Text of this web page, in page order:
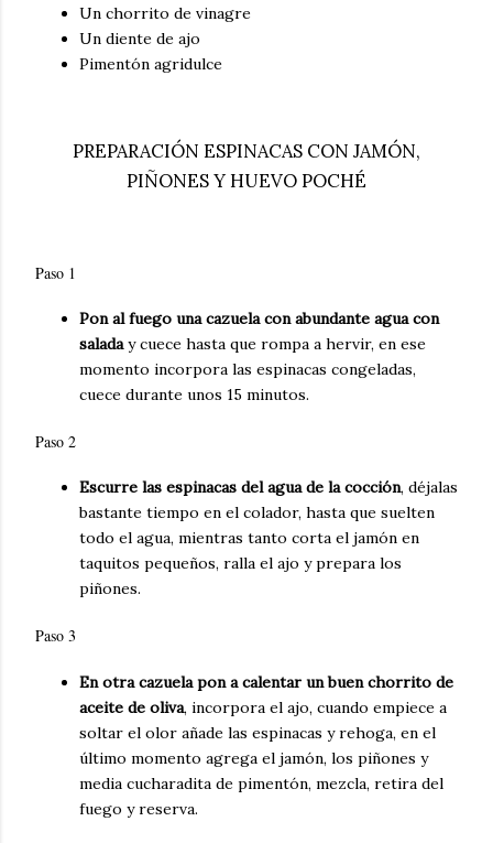
Un chorrito de vinagre
Un diente de ajo
Pimentón agridulce
PREPARACIÓN ESPINACAS CON JAMÓN,
PIÑONES Y HUEVO POCHÉ
Paso 1
Pon al fuego una cazuela con abundante agua con
saladay cuece hasta que rompa a hervir, en ese
momento incorpora las espinacas congeladas,
cuece durante unos 15 minutos.
Paso 2
Escurre las espinacas del agua de la cocción, déjalas
bastante tiempo en el colador, hasta que suelten
todo el agua, mientras tanto corta el jamón en
taquitos pequeños, ralla el ajo y prepara los
piñones.
Paso 3
En otra cazuela pon a calentar un buen chorrito de
aceite de oliva, incorpora el ajo, cuando empiece a
soltar el olor añade las espinacas y rehoga, en el
último momento agrega el jamón, los piñones y
media cucharadita de pimentón, mezcla, retira del
fuego y reserva.